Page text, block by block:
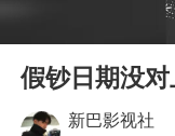
Play
假钞日期没
新巴影视社